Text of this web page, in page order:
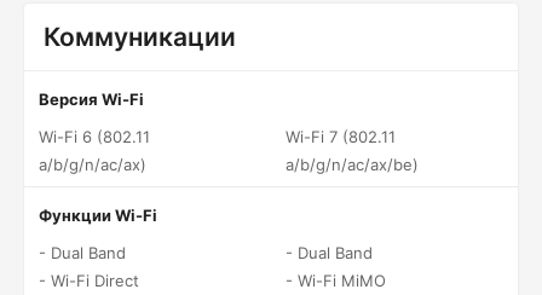
Коммуникации
Версия Wi-Fi
Wi-Fi 6 (802.11
a/b/g/n/ac/ax)
Wi-Fi 7 (802.11
a/b/g/n/ac/ax/be)
Функции Wi-Fi
- Dual Band
- Wi-Fi Direct
- Dual Band
- Wi-Fi MiMO